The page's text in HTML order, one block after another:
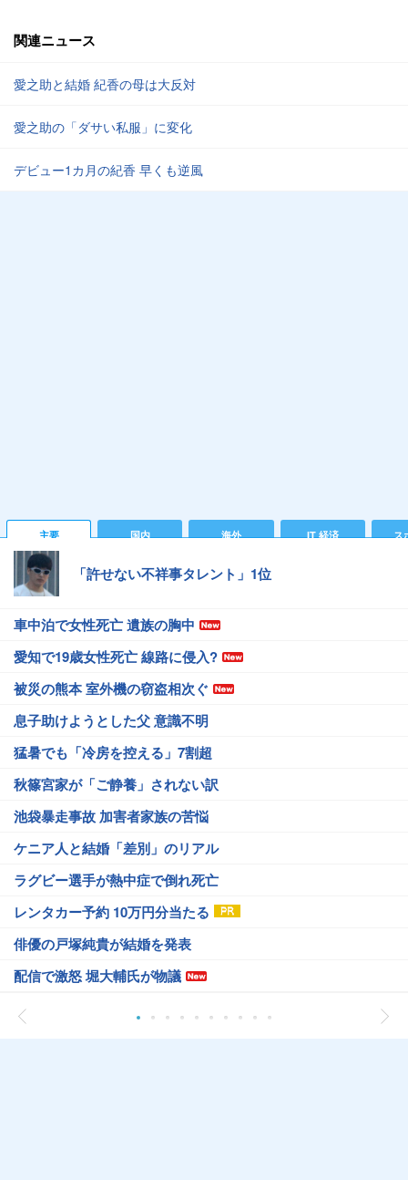
関連ニュース
愛之助と結婚 紀香の母は大反対
愛之助の「ダサい私服」に変化
デビュー1カ月の紀香 早くも逆風
主要 国内 海外 IT 経済 ス
「許せない不祥事タレント」1位
車中泊で女性死亡 遺族の胸中
愛知で19歳女性死亡 線路に侵入?
被災の熊本 室外機の窃盗相次ぐ
息子助けようとした父 意識不明
猛暑でも「冷房を控える」7割超
秋篠宮家が「ご静養」されない訳
池袋暴走事故 加害者家族の苦悩
ケニア人と結婚「差別」のリアル
ラグビー選手が熱中症で倒れ死亡
レンタカー予約 10万円分当たる
俳優の戸塚純貴が結婚を発表
配信で激怒 堀大輔氏が物議